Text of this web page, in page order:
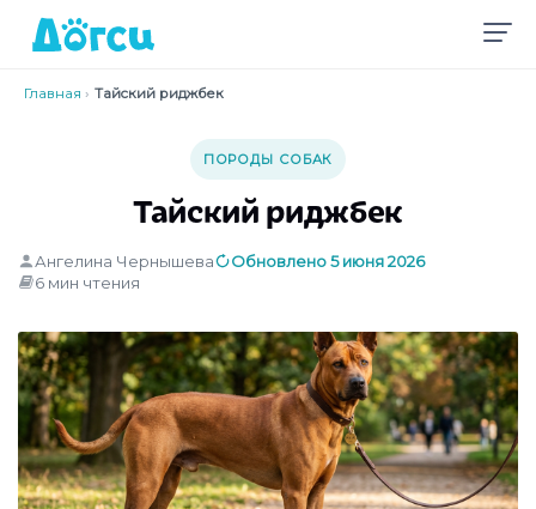
Главная › Тайский риджбек
ПОРОДЫ СОБАК
Тайский риджбек
Ангелина Чернышева
Обновлено 5 июня 2026
6 мин чтения